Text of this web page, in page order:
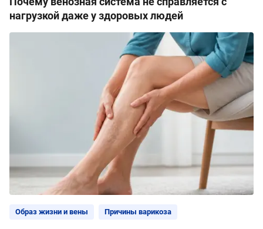
нагрузкой даже у здоровых людей
Образ жизни и вены Причины варикоза